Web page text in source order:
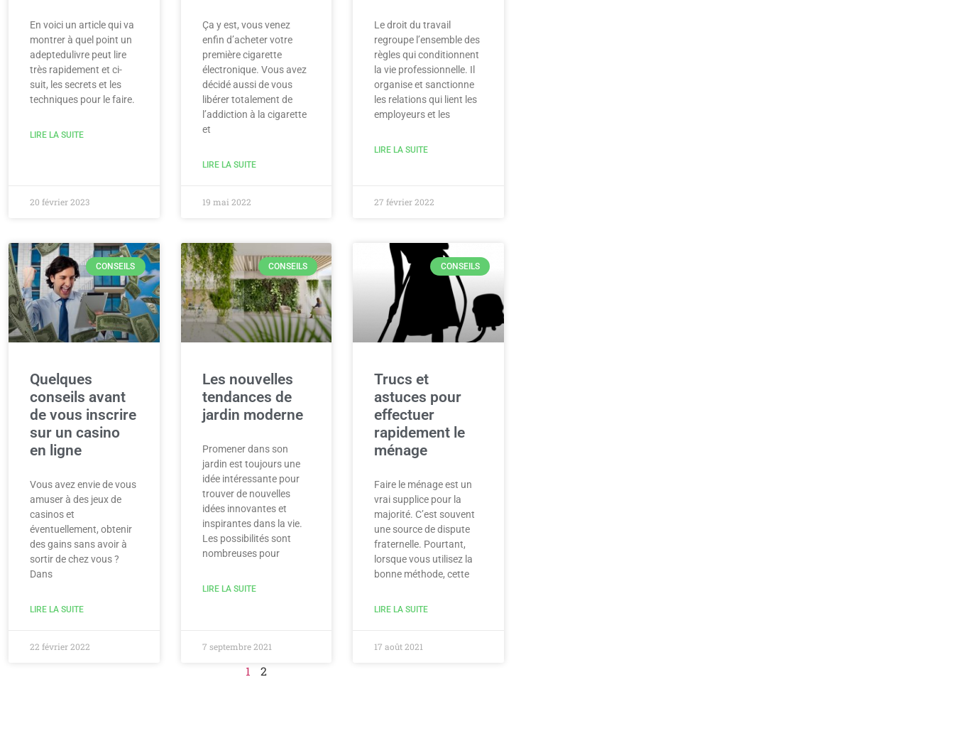
En voici un article qui va
montrer à quel point un
adeptedulivre peut lire
très rapidement et ci-
suit, les secrets et les
techniques pour le faire.
LIRE LA SUITE
20 février 2023
Ça y est, vous venez
enfin d’acheter votre
première cigarette
électronique. Vous avez
décidé aussi de vous
libérer totalement de
l’addiction à la cigarette
et
LIRE LA SUITE
19 mai 2022
Le droit du travail
regroupe l’ensemble des
règles qui conditionnent
la vie professionnelle. Il
organise et sanctionne
les relations qui lient les
employeurs et les
LIRE LA SUITE
27 février 2022
CONSEILS
Quelques
conseils avant
de vous inscrire
sur un casino
en ligne
Vous avez envie de vous
amuser à des jeux de
casinos et
éventuellement, obtenir
des gains sans avoir à
sortir de chez vous ?
Dans
LIRE LA SUITE
22 février 2022
CONSEILS
Les nouvelles
tendances de
jardin moderne
Promener dans son
jardin est toujours une
idée intéressante pour
trouver de nouvelles
idées innovantes et
inspirantes dans la vie.
Les possibilités sont
nombreuses pour
LIRE LA SUITE
7 septembre 2021
CONSEILS
Trucs et
astuces pour
effectuer
rapidement le
ménage
Faire le ménage est un
vrai supplice pour la
majorité. C’est souvent
une source de dispute
fraternelle. Pourtant,
lorsque vous utilisez la
bonne méthode, cette
LIRE LA SUITE
17 août 2021
1 2